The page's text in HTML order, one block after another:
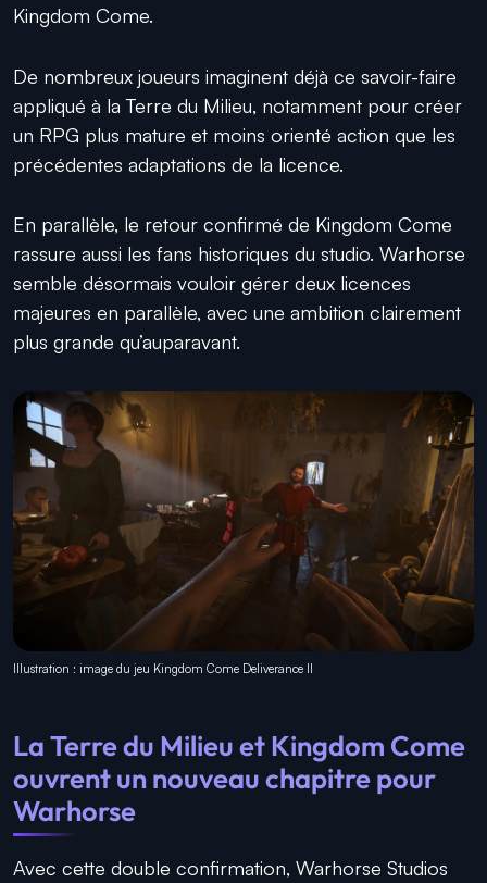
Kingdom Come.
De nombreux joueurs imaginent déjà ce savoir-faire
appliqué à la Terre du Milieu, notamment pour créer
un RPG plus mature et moins orienté action que les
précédentes adaptations de la licence.
En parallèle, le retour confirmé de Kingdom Come
rassure aussi les fans historiques du studio. Warhorse
semble désormais vouloir gérer deux licences
majeures en parallèle, avec une ambition clairement
plus grande qu’auparavant.
Illustration : image du jeu Kingdom Come Deliverance II
La Terre du Milieu et Kingdom Come
ouvrent un nouveau chapitre pour
Warhorse
Avec cette double confirmation, Warhorse Studios